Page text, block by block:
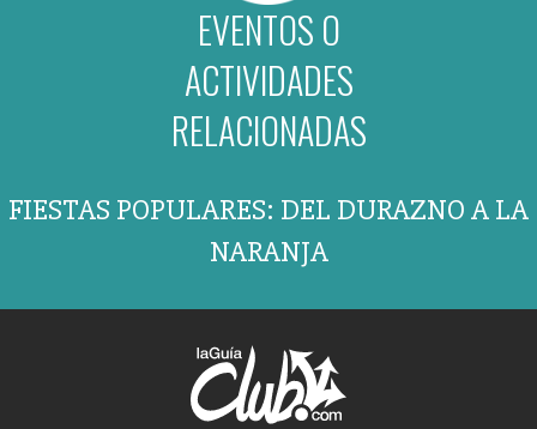
EVENTOS O
ACTIVIDADES
RELACIONADAS
FIESTAS POPULARES: DEL DURAZNO A LA
NARANJA